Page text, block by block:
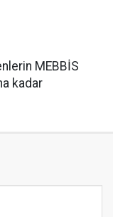
MEBBİS
kadar